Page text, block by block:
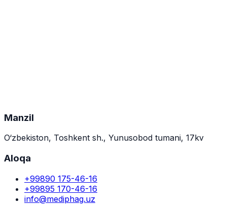
Manzil
O‘zbekiston, Toshkent sh., Yunusobod tumani, 17kv
Aloqa
+99890 175-46-16
+99895 170-46-16
info@mediphag.uz